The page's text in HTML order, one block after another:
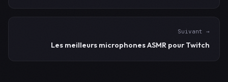
Suivant →
Les meilleurs microphones ASMR pour Twitch